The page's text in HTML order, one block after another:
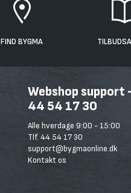
FIND BYGMA
Webshop support
44 54 17 30
Alle hverdage 9:00 - 15:00
Tlf. 44 54 17 30
support@bygmaonline.dk
Kontakt os